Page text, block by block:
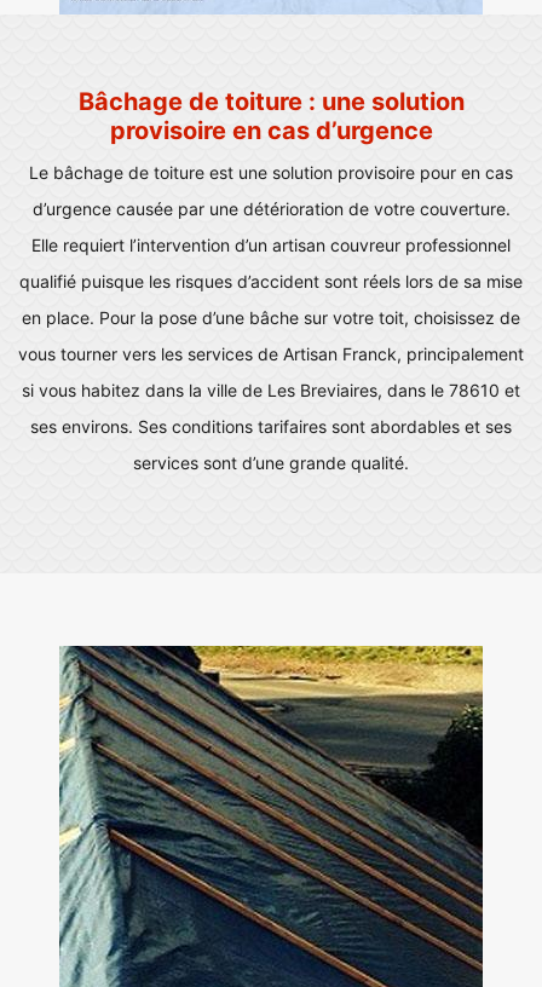
Bâchage de toiture : une solution
provisoire en cas d’urgence
Le bâchage de toiture est une solution provisoire pour en cas
d’urgence causée par une détérioration de votre couverture.
Elle requiert l’intervention d’un artisan couvreur professionnel
qualifié puisque les risques d’accident sont réels lors de sa mise
en place. Pour la pose d’une bâche sur votre toit, choisissez de
vous tourner vers les services de Artisan Franck, principalement
si vous habitez dans la ville de Les Breviaires, dans le 78610 et
ses environs. Ses conditions tarifaires sont abordables et ses
services sont d’une grande qualité.